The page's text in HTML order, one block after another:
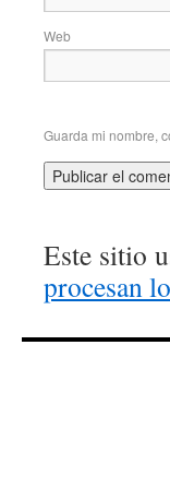
Web
Guarda mi nombre,
Este sitio
procesan